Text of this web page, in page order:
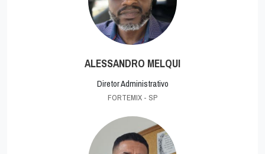
ALESSANDRO MELQUI
Diretor Administrativo
FORTEMIX - SP